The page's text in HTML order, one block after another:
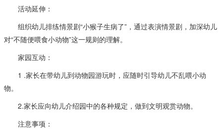
活动延伸：
组织幼儿排练情景剧“小猴子生病了”，通过表演情景剧，加深幼儿
对“不随便喂食小动物”这一规则的理解。
家园互动：
1 .家长在带幼儿到动物园游玩时，应随时引导幼儿不乱喂小动
物。
2.家长应向幼儿介绍园中的各种规定，做到文明观赏动物。
注意事项：